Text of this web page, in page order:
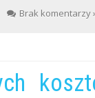
Brak komentarzy